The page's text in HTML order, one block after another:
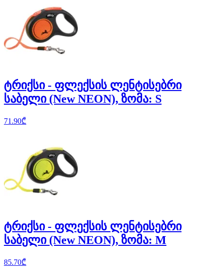
ტრიქსი - ფლექსის ლენტისებრი
საბელი (New NEON), ზომა: S
71.90₾
ტრიქსი - ფლექსის ლენტისებრი
საბელი (New NEON), ზომა: M
85.70₾